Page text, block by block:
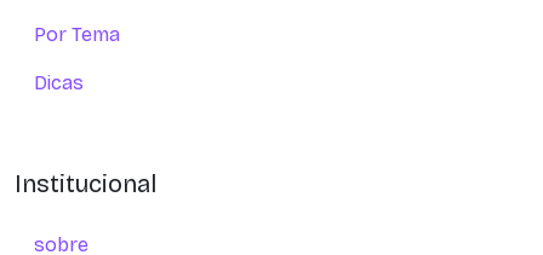
Por Tema
Dicas
Institucional
sobre